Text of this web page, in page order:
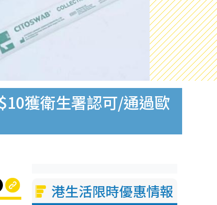
獲衛生署認可/通過歐
港生活限時優惠情報